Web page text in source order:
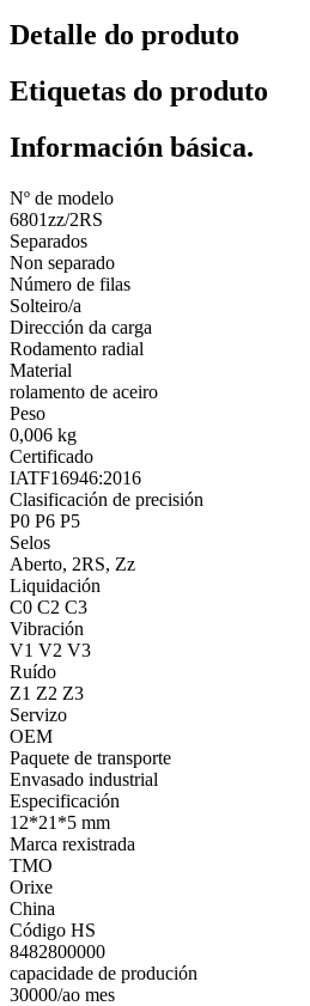
Detalle do produto
Etiquetas do produto
Información básica.
Nº de modelo
6801zz/2RS
Separados
Non separado
Número de filas
Solteiro/a
Dirección da carga
Rodamento radial
Material
rolamento de aceiro
Peso
0,006 kg
Certificado
IATF16946:2016
Clasificación de precisión
P0 P6 P5
Selos
Aberto, 2RS, Zz
Liquidación
C0 C2 C3
Vibración
V1 V2 V3
Ruído
Z1 Z2 Z3
Servizo
OEM
Paquete de transporte
Envasado industrial
Especificación
12*21*5 mm
Marca rexistrada
TMO
Orixe
China
Código HS
8482800000
capacidade de produción
30000/ao mes